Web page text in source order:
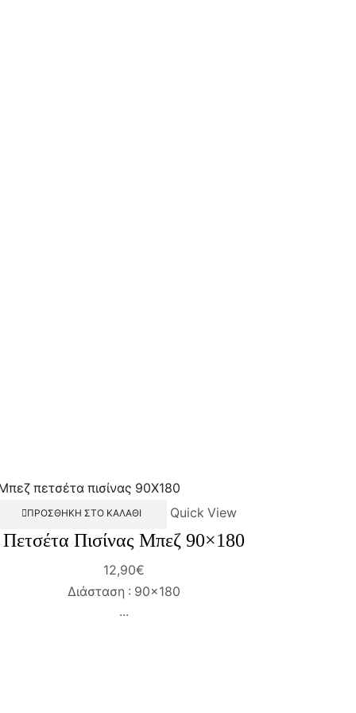
ΠΡΟΣΘΉΚΗ ΣΤΟ ΚΑΛΆΘΙ Quick View
Πετσέτα Πισίνας Μπεζ 90×180
12,90€
Διάσταση : 90×180
...